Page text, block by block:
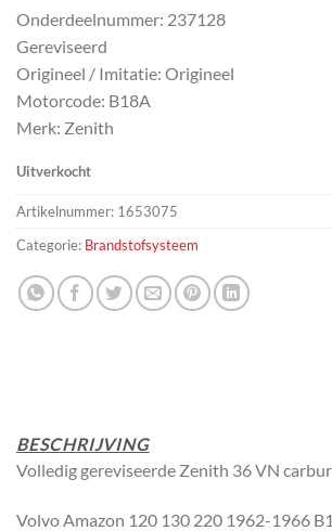
Onderdeelnummer: 237128
Gereviseerd
Origineel / Imitatie: Origineel
Motorcode: B18A
Merk: Zenith
Uitverkocht
Artikelnummer: 1653075
Categorie: Brandstofsysteem
BESCHRIJVING
Volledig gereviseerde Zenith 36 VN
Volvo Amazon 120 130 220 1962-1966